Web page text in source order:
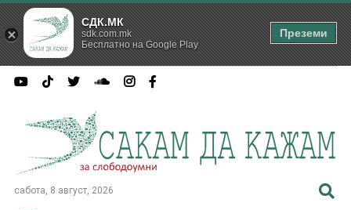
сабота, 8 август, 2026
СДК.МК
sdk.com.mk
Бесплатно на Google Play
Преземи